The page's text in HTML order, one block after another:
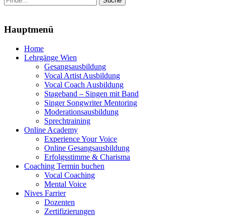
nach:
Hauptmenü
Zum
Inhalt
Home
Lehrgänge Wien
Gesangsausbildung
Vocal Artist Ausbildung
Vocal Coach Ausbildung
Stageband – Singen mit Band
Singer Songwriter Mentoring
Moderationsausbildung
Sprechtraining
Online Academy
Experience Your Voice
Online Gesangsausbildung
Erfolgsstimme & Charisma
Coaching Termin buchen
Vocal Coaching
Mental Voice
Nives Farrier
Dozenten
Zertifizierungen